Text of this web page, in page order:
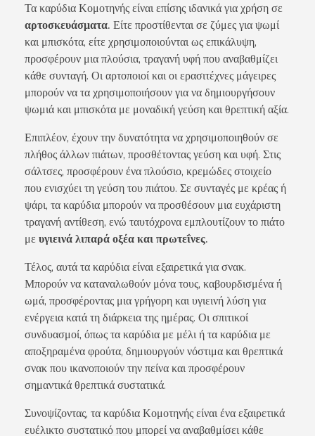
Τα καρύδια Κομοτηνής είναι επίσης ιδανικά για χρήση σε
αρτοσκευάσματα. Είτε προστίθενται σε ζύμες για ψωμί
και μπισκότα, είτε χρησιμοποιούνται ως επικάλυψη,
προσφέρουν μια πλούσια, τραγανή υφή που αναβαθμίζει
κάθε συνταγή. Οι αρτοποιοί και οι ερασιτέχνες μάγειρες
μπορούν να τα χρησιμοποιήσουν για να δημιουργήσουν
ψωμιά και μπισκότα με μοναδική γεύση και θρεπτική αξία.
Επιπλέον, έχουν την δυνατότητα να χρησιμοποιηθούν σε
πλήθος άλλων πιάτων, προσθέτοντας γεύση και υφή. Στις
σάλτσες, προσφέρουν ένα πλούσιο, κρεμώδες στοιχείο
που ενισχύει τη γεύση του πιάτου. Σε συνταγές με κρέας ή
ψάρι, τα καρύδια μπορούν να προσθέσουν μια ευχάριστη
τραγανή αντίθεση, ενώ ταυτόχρονα εμπλουτίζουν το πιάτο
με υγιεινά λιπαρά οξέα και πρωτεΐνες.
Τέλος, αυτά τα καρύδια είναι εξαιρετικά για σνακ.
Μπορούν να καταναλωθούν μόνα τους, καβουρδισμένα ή
ωμά, προσφέροντας μια γρήγορη και υγιεινή λύση για
ενέργεια κατά τη διάρκεια της ημέρας. Οι σπιτικοί
συνδυασμοί, όπως τα καρύδια με μέλι ή τα καρύδια με
αποξηραμένα φρούτα, δημιουργούν νόστιμα και θρεπτικά
σνακ που ικανοποιούν την πείνα και προσφέρουν
σημαντικά θρεπτικά συστατικά.
Συνοψίζοντας, τα καρύδια Κομοτηνής είναι ένα εξαιρετικά
ευέλικτο συστατικό που μπορεί να αναβαθμίσει κάθε